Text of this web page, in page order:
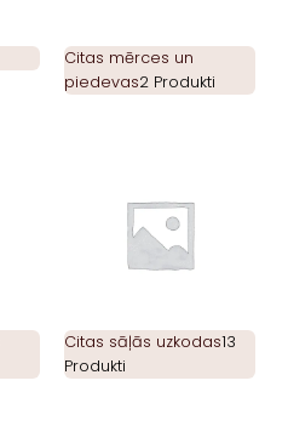
Citas mērces un
piedevas2 Produkti
Citas sāļās uzkodas13
Produkti